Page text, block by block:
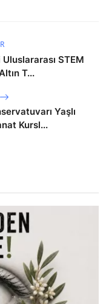
STEM
T...
Yaşlı
Kursl...